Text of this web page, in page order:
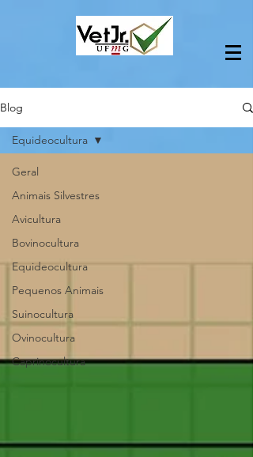
Blog
Geral
Animais Silvestres
Avicultura
Bovinocultura
Equideocultura
Pequenos Animais
Suinocultura
Ovinocultura
Caprinocultura
Equideocultura